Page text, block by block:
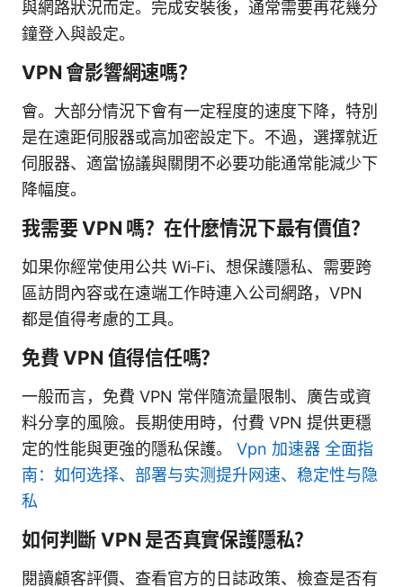
與網路狀況而定。完成安裝後，通常需要再花幾分
鐘登入與設定。
VPN 會影響網速嗎？
會。大部分情況下會有一定程度的速度下降，特別
是在遠距伺服器或高加密設定下。不過，選擇就近
伺服器、適當協議與關閉不必要功能通常能減少下
降幅度。
我需要 VPN 嗎？在什麼情況下最有價值？
如果你經常使用公共 Wi‑Fi、想保護隱私、需要跨
區訪問內容或在遠端工作時連入公司網路，VPN
都是值得考慮的工具。
免費 VPN 值得信任嗎？
一般而言，免費 VPN 常伴隨流量限制、廣告或資
料分享的風險。長期使用時，付費 VPN 提供更穩
定的性能與更強的隱私保護。 Vpn 加速器 全面指
南：如何选择、部署与实测提升网速、稳定性与隐
私
如何判斷 VPN 是否真實保護隱私？
閱讀顧客評價、查看官方的日誌政策、檢查是否有